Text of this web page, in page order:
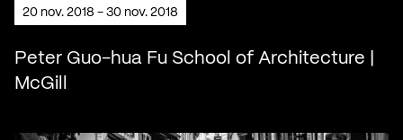
20 nov. 2018 - 30 nov. 2018
Peter Guo-hua Fu School of Architecture |
McGill